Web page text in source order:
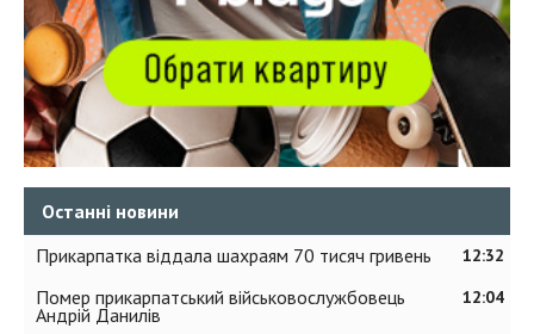
Останні новини
12:32
Прикарпатка віддала шахраям 70 тисяч гривень
12:04
Помер прикарпатський військовослужбовець
Андрій Данилів